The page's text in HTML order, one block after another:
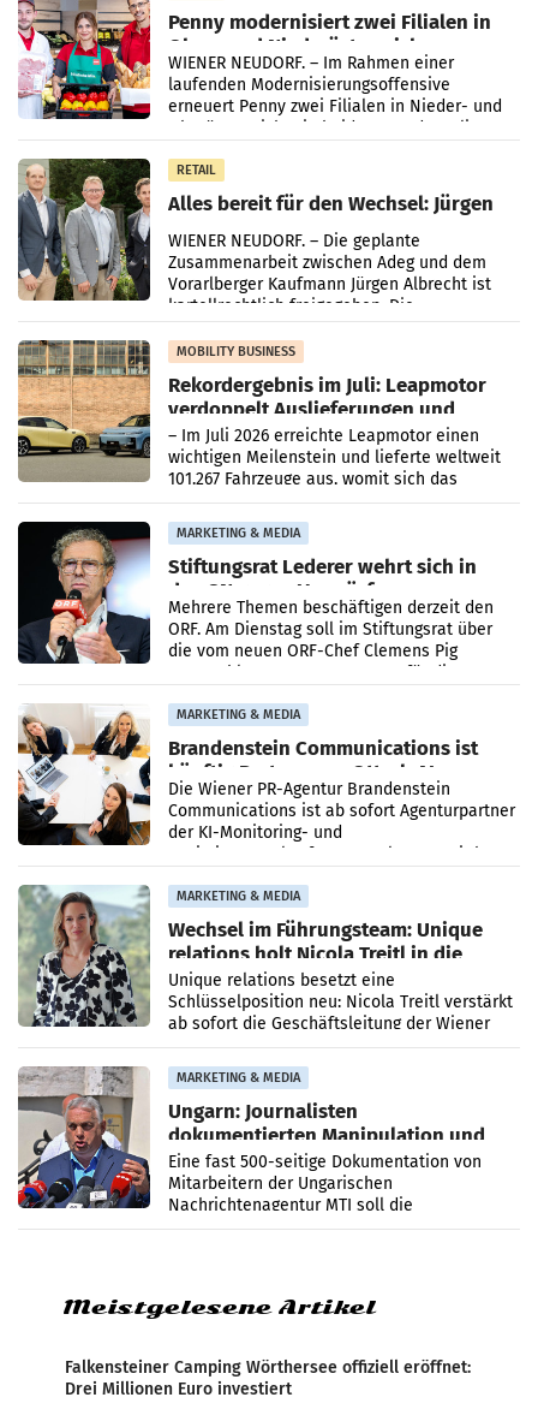
Penny modernisiert zwei Filialen in
Ober- und Niederösterreich
WIENER NEUDORF. – Im Rahmen einer
laufenden Modernisierungsoffensive
erneuert Penny zwei Filialen in Nieder- und
Oberösterreich. Die beiden Standorte liegen
RETAIL
Alles bereit für den Wechsel: Jürgen
Albrecht setzt ab 1.1.2027 auf Adeg
WIENER NEUDORF. – Die geplante
Zusammenarbeit zwischen Adeg und dem
Vorarlberger Kaufmann Jürgen Albrecht ist
kartellrechtlich freigegeben: Die
Bundeswettbewerbsbehörde und der
Bundeskartellanwalt
MOBILITY BUSINESS
Rekordergebnis im Juli: Leapmotor
verdoppelt Auslieferungen und
überschreitet die 100.000er-Marke
– Im Juli 2026 erreichte Leapmotor einen
wichtigen Meilenstein und lieferte weltweit
101.267 Fahrzeuge aus, womit sich das
Ergebnis gegenüber Juli 2025 mehr als
verdoppelte (+102
MARKETING & MEDIA
Stiftungsrat Lederer wehrt sich in
den SN gegen Vorwürfe
Mehrere Themen beschäftigen derzeit den
ORF. Am Dienstag soll im Stiftungsrat über
die vom neuen ORF-Chef Clemens Pig
vorgeschlagenen Besetzungen für die
MARKETING & MEDIA
Brandenstein Communications ist
künftig Partner von OtterlyAI
Die Wiener PR-Agentur Brandenstein
Communications ist ab sofort Agenturpartner
der KI-Monitoring- und
Optimierungsplattform OtterlyAI. Damit baut
MARKETING & MEDIA
Wechsel im Führungsteam: Unique
relations holt Nicola Treitl in die
Geschäftsleitung
Unique relations besetzt eine
Schlüsselposition neu: Nicola Treitl verstärkt
ab sofort die Geschäftsleitung der Wiener
PR-Agentur an der Seite von Josef Kalina und
Anna Kalina-Mahr.
MARKETING & MEDIA
Ungarn: Journalisten
dokumentierten Manipulation und
Zensur
Eine fast 500-seitige Dokumentation von
Mitarbeitern der Ungarischen
Nachrichtenagentur MTI soll die
systematische Nachrichten-Manipulation und
Meistgelesene Artikel
Falkensteiner Camping Wörthersee offiziell eröffnet:
Drei Millionen Euro investiert